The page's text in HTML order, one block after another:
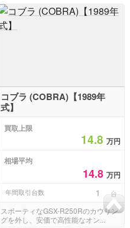
コブラ (COBRA)【1989年
式】
買取上限
14.8 万円
相場平均
14.8 万円
年間取引台数 1 台
スポーティなGSX-R250Rのカウリン
グを外し、安価で高性能なオン...